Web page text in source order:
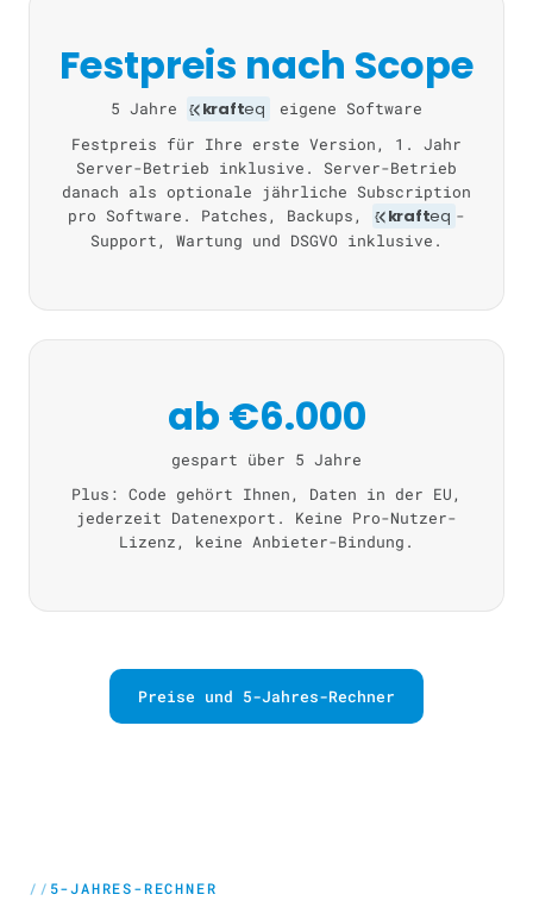
Festpreis nach Scope
5 Jahre krafteq
eigene Software
Festpreis für Ihre erste Version, 1. Jahr
Server-Betrieb inklusive. Server-Betrieb
danach als optionale jährliche Subscription
pro Software. Patches, Backups,
krafteq -
Support, Wartung und DSGVO inklusive.
ab €6.000
gespart über 5 Jahre
Plus: Code gehört Ihnen, Daten in der EU,
jederzeit Datenexport. Keine Pro-Nutzer-
Lizenz, keine Anbieter-Bindung.
Preise und 5-Jahres-Rechner
5-JAHRES-RECHNER